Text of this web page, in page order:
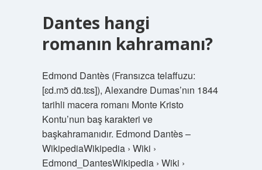
Dantes hangi
romanın kahramanı?
Edmond Dantès (Fransızca telaffuzu:
[ɛd.mɔ̃ dɑ̃.tɛs]), Alexandre Dumas’nın 1844
tarihli macera romanı Monte Kristo
Kontu’nun baş karakteri ve
başkahramanıdır. Edmond Dantès –
WikipediaWikipedia › Wiki ›
Edmond_DantesWikipedia › Wiki ›